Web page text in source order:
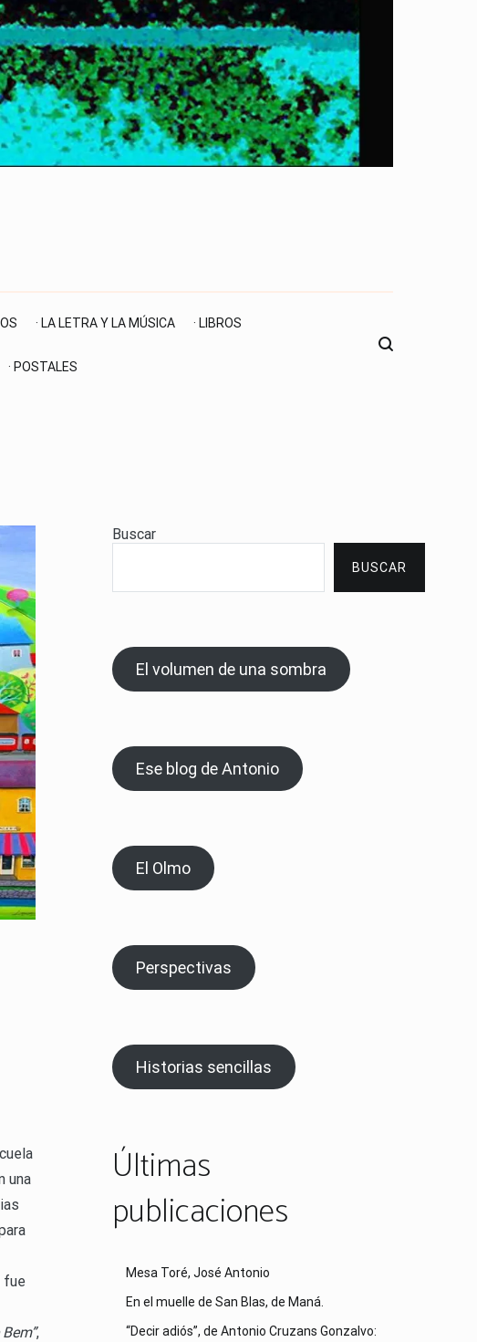
· LA LETRA Y LA MÚSICA · LIBROS
· POSTALES
una
fue
,
Buscar
BUSCAR
El volumen de una sombra
Ese blog de Antonio
El Olmo
Perspectivas
Historias sencillas
Últimas
publicaciones
Mesa Toré, José Antonio
En el muelle de San Blas, de Maná.
“Decir adiós”, de Antonio Cruzans Gonzalvo: